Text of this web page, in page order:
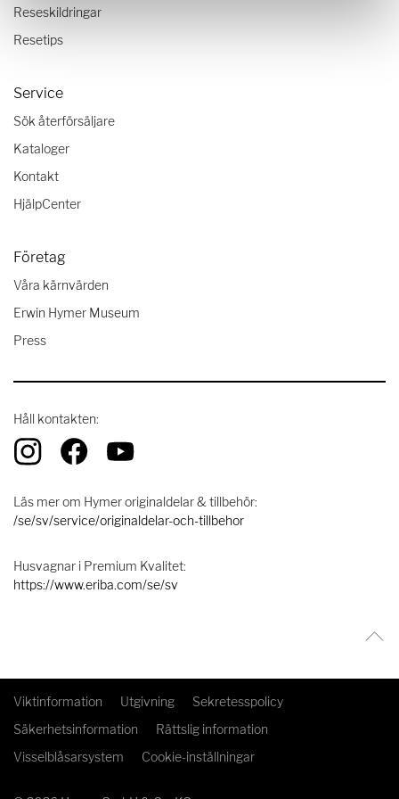
Reseskildringar
Resetips
Service
Sök återförsäljare
Kataloger
Kontakt
HjälpCenter
Företag
Våra kärnvärden
Erwin Hymer Museum
Press
Håll kontakten:
Läs mer om Hymer originaldelar & tillbehör:
/se/sv/service/originaldelar-och-tillbehor
Husvagnar i Premium Kvalitet:
https://www.eriba.com/se/sv
Viktinformation Utgivning
Sekretesspolicy
Säkerhetsinformation
Rättslig information
Visselblåsarsystem
Cookie-inställningar